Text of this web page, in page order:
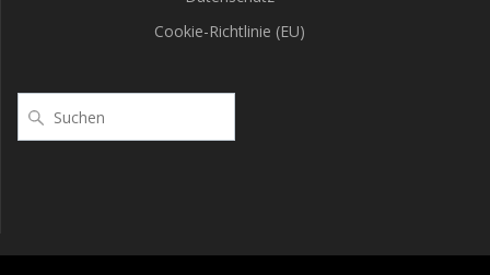
Cookie-Richtlinie (EU)